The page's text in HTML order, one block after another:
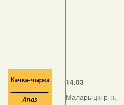
14.03
Маларыцкі р-н,